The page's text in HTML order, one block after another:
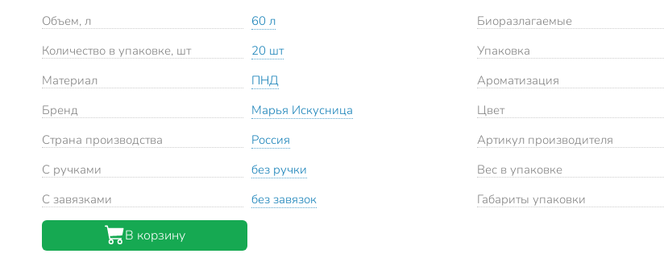
Объем, л
60 л
Количество в упаковке, шт
20 шт
Материал
ПНД
Бренд
Марья Искусница
Страна производства
Россия
С ручками
без ручки
С завязками
без завязок
Биоразлагаемые
Упаковка
Ароматизация
Цвет
Артикул производителя
Вес в упаковке
Габариты упаковки
В корзину